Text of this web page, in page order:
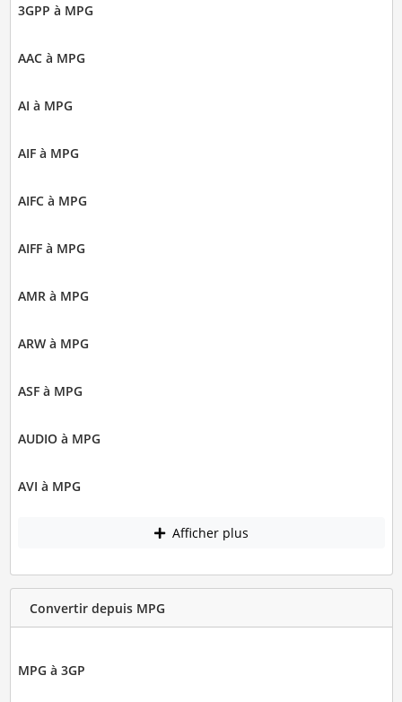
3GPP à MPG
AAC à MPG
AI à MPG
AIF à MPG
AIFC à MPG
AIFF à MPG
AMR à MPG
ARW à MPG
ASF à MPG
AUDIO à MPG
AVI à MPG
Afficher plus
Convertir depuis MPG
MPG à 3GP